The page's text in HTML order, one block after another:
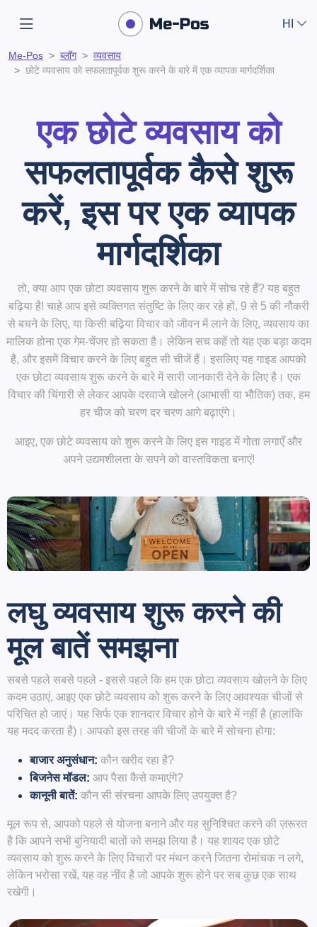
HI
Me-Pos ब्लॉग
व्यवसाय
छोटे व्यवसाय को सफलतापूर्वक शुरू करने के बारे में एक व्यापक मार्गदर्शिका
एक छोटे व्यवसाय को
सफलतापूर्वककैसे शुरू
करें, इस पर एक व्यापक
मार्गदर्शिका
तो, क्या आप एक छोटा व्यवसाय शुरू करने के बारे में सोच रहे हैं? यह बहुत
बढ़िया है! चाहे आप इसे व्यक्तिगत संतुष्टि के लिए कर रहे हों, 9 से 5 की नौकरी
से बचने के लिए, या किसी बढ़िया विचार को जीवन में लाने के लिए, व्यवसाय का
मालिक होना एक गेम-चेंजर हो सकता है। लेकिन सच कहें तो यह एक बड़ा कदम
है, और इसमें विचार करने के लिए बहुत सी चीजें हैं। इसलिए यह गाइड आपको
एक छोटा व्यवसाय शुरू करने के बारे में सारी जानकारी देने के लिए है। एक
विचार की चिंगारी से लेकर आपके दरवाजे खोलने (आभासी या भौतिक) तक, हम
हर चीज को चरण दर चरण आगे बढ़ाएंगे।
आइए, एक छोटे व्यवसाय को शुरू करने के लिए इस गाइड में गोता लगाएँ और
अपने उद्यमशीलता के सपने को वास्तविकता बनाएं!
लघु व्यवसाय शुरू करने की
मूल बातें समझना
सबसे पहले सबसे पहले - इससे पहले कि हम एक छोटा व्यवसाय खोलने के लिए
कदम उठाएं, आइए एक छोटे व्यवसाय को शुरू करने के लिए आवश्यक चीजों से
परिचित हो जाएं। यह सिर्फ एक शानदार विचार होने के बारे में नहीं है (हालांकि
यह मदद करता है)। आपको इस तरह की चीजों के बारे में सोचना होगा:
बाजार अनुसंधान: कौन खरीद रहा है?
बिजनेस मॉडल: आप पैसा कैसे कमाएंगे?
कानूनी बातें: कौन सी संरचना आपके लिए उपयुक्त है?
मूल रूप से, आपको पहले से योजना बनाने और यह सुनिश्चित करने की ज़रूरत
है कि आपने सभी बुनियादी बातों को समझ लिया है। यह शायद एक छोटे
व्यवसाय को शुरू करने के लिए विचारों पर मंथन करने जितना रोमांचक न लगे,
लेकिन भरोसा रखें, यह वह नींव है जो आपके शुरू होने पर सब कुछ एक साथ
रखेगी।